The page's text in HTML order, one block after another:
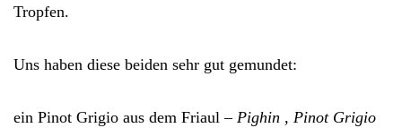
Tropfen.
Uns haben diese beiden sehr gut gemundet:
ein Pinot Grigio aus dem Friaul – Pighin , Pinot Grigio